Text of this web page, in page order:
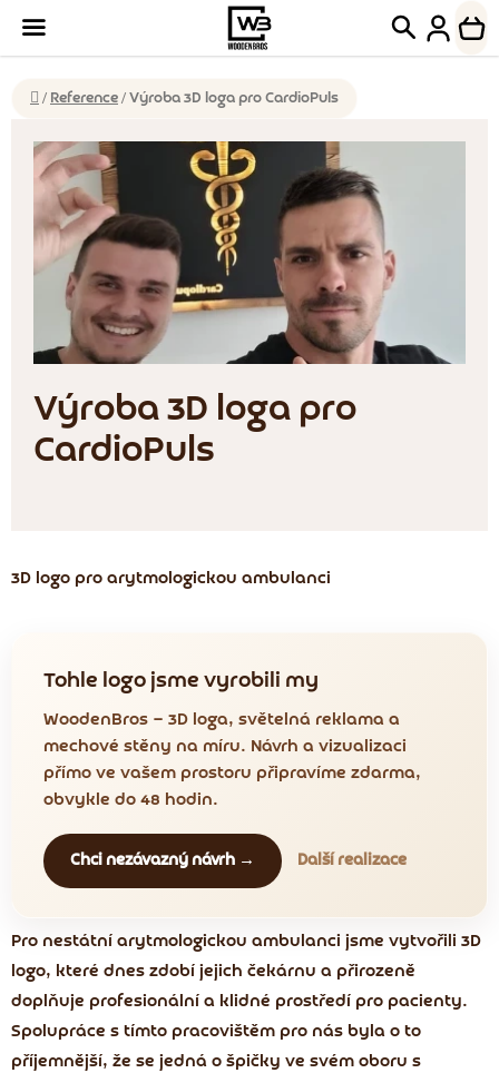
obsah
Hledat
Domů
/ Reference / Výroba 3D loga pro CardioPuls
Výroba 3D loga pro
CardioPuls
3D logo pro arytmologickou ambulanci
Tohle logo jsme vyrobili my
WoodenBros — 3D loga, světelná reklama a
mechové stěny na míru. Návrh a vizualizaci
přímo ve vašem prostoru připravíme zdarma,
obvykle do 48 hodin.
Chci nezávazný návrh → Další realizace
Pro nestátní arytmologickou ambulanci jsme vytvořili 3D
logo, které dnes zdobí jejich čekárnu a přirozeně
doplňuje profesionální a klidné prostředí pro pacienty.
Spolupráce s tímto pracovištěm pro nás byla o to
příjemnější, že se jedná o špičky ve svém oboru s